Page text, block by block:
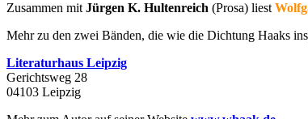
Zusammen mitJürgen K. Hultenreich (Prosa) liest
Mehr zu den zwei Bänden, die wie die Dichtung Haaks
Literaturhaus Leipzig
Gerichtsweg 28
04103 Leipzig